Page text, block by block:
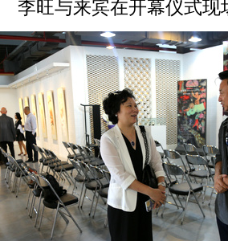
李旺与来宾在开幕仪式现